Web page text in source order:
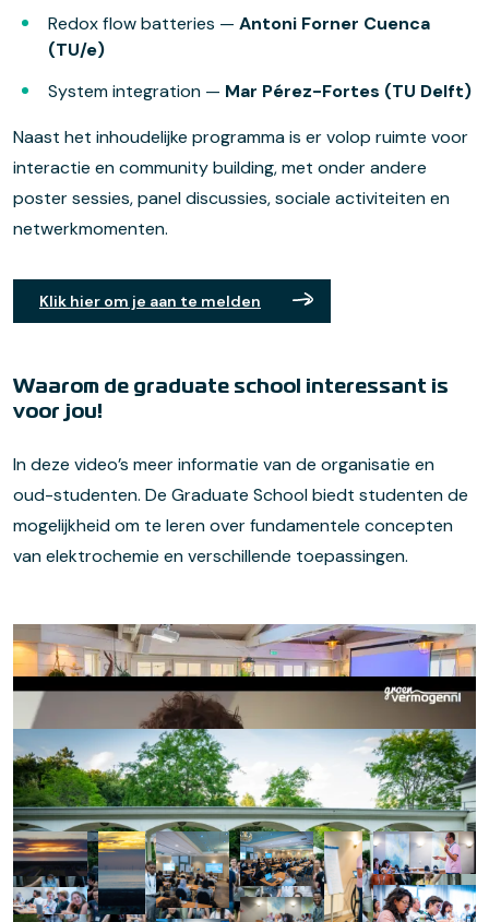
Redox flow batteries — Antoni Forner Cuenca
(TU/e)
System integration — Mar Pérez-Fortes (TU Delft)
Naast het inhoudelijke programma is er volop ruimte voor
interactie en community building, met onder andere
poster sessies, panel discussies, sociale activiteiten en
netwerkmomenten.
Klik hier om je aan te melden
Waarom de graduate school interessant is
voor jou!
In deze video’s meer informatie van de organisatie en
oud-studenten. De Graduate School biedt studenten de
mogelijkheid om te leren over fundamentele concepten
van elektrochemie en verschillende toepassingen.
Foto's Graduate School 2026